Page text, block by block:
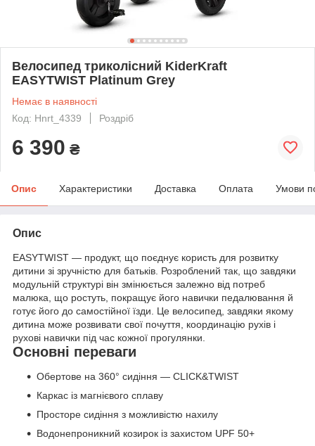
Велосипед триколісний KiderKraft
EASYTWIST Platinum Grey
Немає в наявності
Код: Hnrt_4339
Роздріб
6 390 ₴
Опис Характеристики Доставка Оплата Умови
Опис
EASYTWIST — продукт, що поєднує користь для розвитку
дитини зі зручністю для батьків. Розроблений так, що завдяки
модульній структурі він змінюється залежно від потреб
малюка, що ростуть, покращує його навички педалювання й
готує його до самостійної їзди. Це велосипед, завдяки якому
дитина може розвивати свої почуття, координацію рухів і
рухові навички під час кожної прогулянки.
Основні переваги
Обертове на 360° сидіння — CLICK&TWIST
Каркас із магнієвого сплаву
Просторе сидіння з можливістю нахилу
Водонепроникний козирок із захистом UPF 50+